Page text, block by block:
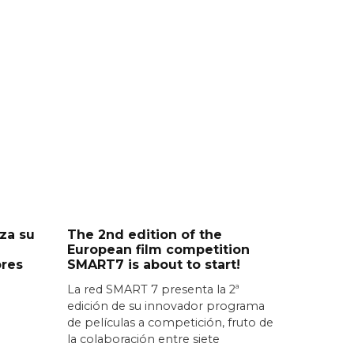
su
The 2nd edition of the
European film competition
SMART7 is about to start!
La red SMART 7 presenta la 2ª
edición de su innovador programa
de películas a competición, fruto de
la colaboración entre siete